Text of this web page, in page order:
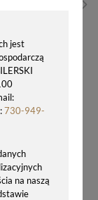
jest
730-949-
na naszą